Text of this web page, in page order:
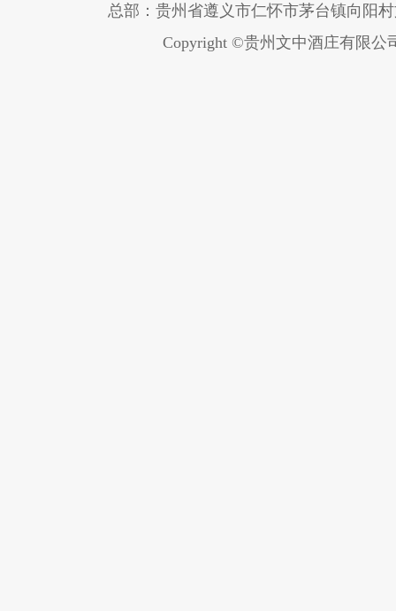
总部：贵州省遵义市仁怀市茅台镇向阳
Copyright ©贵州文中酒庄有限公